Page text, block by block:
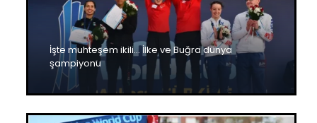
İşte muhteşem ikili… İlke ve Buğra dünya
şampiyonu